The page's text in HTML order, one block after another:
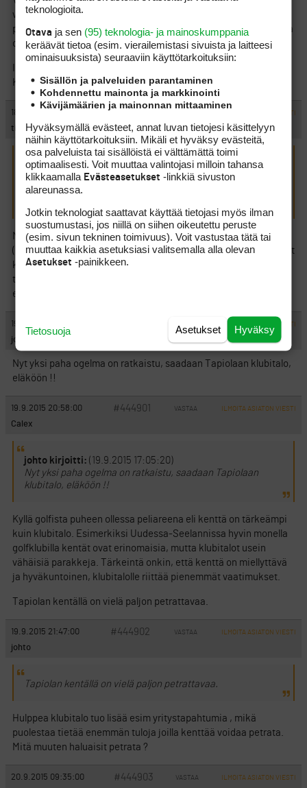
vaatimattomalla vesimäärällä ja linksille tyypillisesti väylät
pidetään kovina, ei kasteluveden käyttö ja hankinta ole jatkossa
ongelma.
Kenttämestari
18.9.2015 17:21:00 #444899 ILMOITA ASIATON VIESTI
tigger
Vaikka lyöntipaikat, väylät ja karheikot ovat nataa joka
pärjää vaatimattomalla vesimäärällä ja linksille tyypillisesti
väylät pidetään kovina, ei kasteluveden käyttö ja hankinta
Mitäs ruohoa nämä Tapiolan griinit ovat? Muistelen, että fescue
(nata) olisi näissäkin, mutta onko poa vallannut alaa? Pinnat ovat
kyllä loistavia Tapiolassa, jostain syystä vaan griineihin
tottuminen kesti aikansa, koska ne ’tuntuvat’ putatessa
erilaisilta kuin muilla kentillä Suomessa…
19.9.2015 20:05:00 ILMOITA ASIATON VIESTI
johto
Nyt yksi paha ogelma on ratkaistu, saadaan Tapiolaan klubitalo,
eläköön !!
19.9.2015 20:58:00 #444901 VASTAA ILMOITA ASIATON VIESTI
Calex
johto kirjoitti: (19.9.2015 17:05:20)
Nyt yksi paha ogelma on ratkaistu, saadaan Tapiolaan
klubitalo, eläköön !!
Kyllä golfista puheen ollessa peliareena eli kenttä on tärkeämpi
kuin klubitalo. Esimerkiksi Uudessa-Seelannissa hyvin monella
golfklubilla kentät ovat erinomaisia, mutta klubitalot usein
vähäisiä parakkeja. Tärkeintä onkin, että kenttä on miellyttävä
ja hyväkuntoinen, klubitalolle riittää pienemmät vaatimukset.
Tapiolan kentällä on vielä paljon petrattavaa.
19.9.2015 21:47:00 #444902 VASTAA ILMOITA ASIATON VIESTI
johto
Tapiolan kentällä on vielä paljon petrattavaa.
Hulppea klubitalo tuo lisää esim yritystapahtumia , mikä
puolestaa tietää enemmän tuloja joilla kenttää voidaa petrata.
Mitä muuten haluaisit petrata ?
20.9.2015 09:35:00 #444903 VASTAA ILMOITA ASIATON VIESTI
teknologioita.
Otava ja sen (95) teknologia- ja mainoskumppania
keräävät tietoa (esim. vierailemis­tasi sivuista ja laitteesi
ominaisuuk­sista) seuraaviin käyttötarkoituksiin:
Sisällön ja palveluiden parantaminen
Kohdennettu mainonta ja markkinointi
Kävijämäärien ja mainonnan mittaaminen
Hyväksymällä evästeet, annat luvan tietojesi käsittelyyn
näihin käyttötarkoituksiin. Mikäli et hyväksy evästeitä,
osa palveluista tai sisällöistä ei välttämättä toimi
optimaalisesti. Voit muuttaa valintojasi milloin tahansa
klikkaamalla Evästeasetukset -linkkiä sivuston
alareunassa.
Jotkin teknologiat saattavat käyttää tietojasi myös ilman
suostumustasi, jos niillä on siihen oikeutettu peruste
(esim. sivun tekninen toimivuus). Voit vastustaa tätä tai
muuttaa kaikkia asetuksiasi valitsemalla alla olevan
Asetukset -painikkeen.
Hyväksy
Asetukset
Tietosuoja